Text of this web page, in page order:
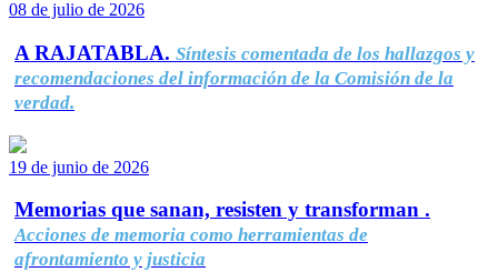
08 de julio de 2026
A RAJATABLA. Síntesis comentada de los hallazgos y
recomendaciones del información de la Comisión de la
verdad.
19 de junio de 2026
Memorias que sanan, resisten y transforman .
Acciones de memoria como herramientas de
afrontamiento y justicia